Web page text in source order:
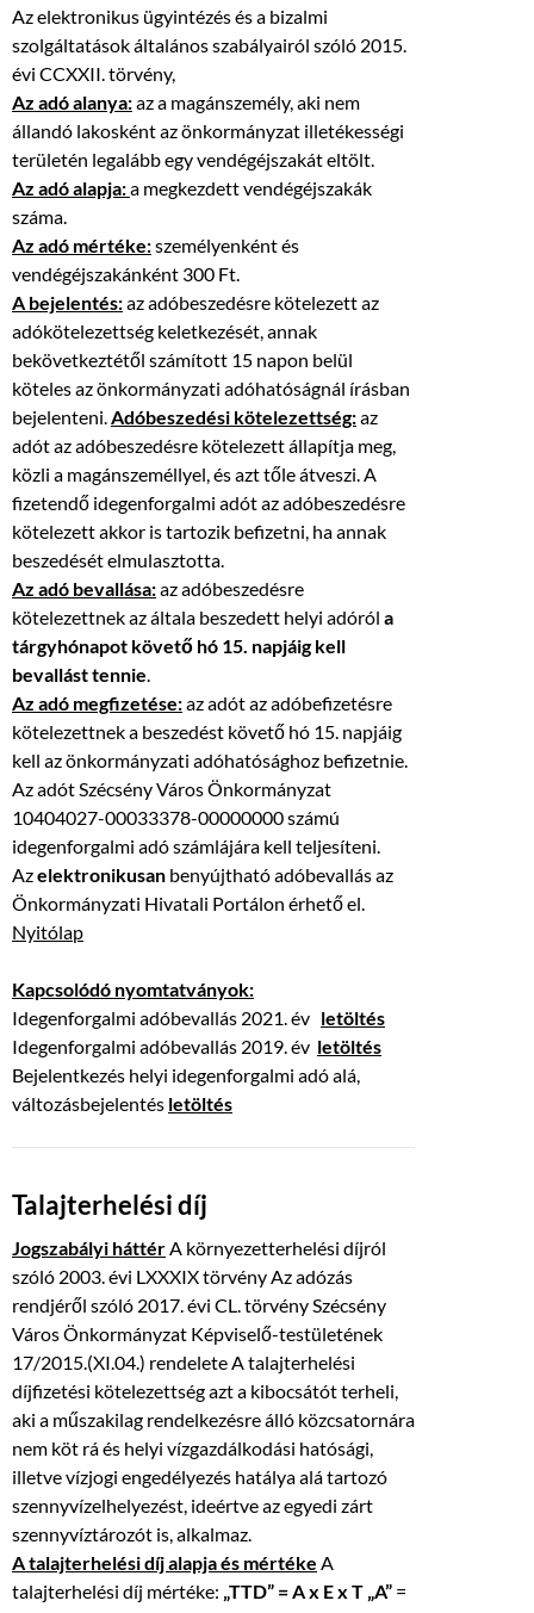
Az elektronikus ügyintézés és a bizalmi
szolgáltatások általános szabályairól szóló 2015.
évi CCXXII. törvény,
Az adó alanya:az a magánszemély, aki nem
állandó lakosként az önkormányzat illetékességi
területén legalább egy vendégéjszakát eltölt.
Az adó alapja:a megkezdett vendégéjszakák
száma.
Az adó mértéke:személyenként és
vendégéjszakánként 300 Ft.
A bejelentés:az adóbeszedésre kötelezett az
adókötelezettség keletkezését, annak
bekövetkeztétől számított 15 napon belül
köteles az önkormányzati adóhatóságnál írásban
bejelenteni.Adóbeszedési kötelezettség:az
adót az adóbeszedésre kötelezett állapítja meg,
közli a magánszeméllyel, és azt tőle átveszi. A
fizetendő idegenforgalmi adót az adóbeszedésre
kötelezett akkor is tartozik befizetni, ha annak
beszedését elmulasztotta.
Az adó bevallása:az adóbeszedésre
kötelezettnek az általa beszedett helyi adóról a
tárgyhónapot követő hó 15. napjáig kell
bevallást tennie.
Az adó megfizetése:az adót az adóbefizetésre
kötelezettnek a beszedést követő hó 15. napjáig
kell az önkormányzati adóhatósághoz befizetnie.
Az adót Szécsény Város Önkormányzat
10404027-00033378-00000000 számú
idegenforgalmi adó számlájára kell teljesíteni.
Azelektronikusan benyújtható adóbevallás az
Önkormányzati Hivatali Portálon érhető el.
Nyitólap
Kapcsolódó nyomtatványok:
Idegenforgalmi adóbevallás 2021. év letöltés
Idegenforgalmi adóbevallás 2019. év letöltés
Bejelentkezés helyi idegenforgalmi adó alá,
változásbejelentés letöltés
Talajterhelési díj
Jogszabályi háttérA környezetterhelési díjról
szóló 2003. évi LXXXIX törvény Az adózás
rendjéről szóló 2017. évi CL. törvény Szécsény
Város Önkormányzat Képviselő-testületének
17/2015.(XI.04.) rendelete A talajterhelési
díjfizetési kötelezettség azt a kibocsátót terheli,
aki a műszakilag rendelkezésre álló közcsatornára
nem köt rá és helyi vízgazdálkodási hatósági,
illetve vízjogi engedélyezés hatálya alá tartozó
szennyvízelhelyezést, ideértve az egyedi zárt
szennyvíztározót is, alkalmaz.
A talajterhelési díj alapja és mértéke A
talajterhelési díj mértéke: „TTD” = A x E x T „A” =